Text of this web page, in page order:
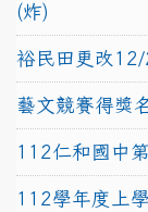
(炸)
裕民田更改
藝文競賽得獎
112仁和國中
112學年度上